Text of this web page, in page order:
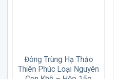
Đông Trùng Hạ Thảo
Thiên Phúc Loại Nguyên